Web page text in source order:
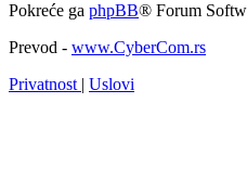
Pokreće ga phpBB® Forum
Prevod - www.CyberCom.rs
Privatnost | Uslovi